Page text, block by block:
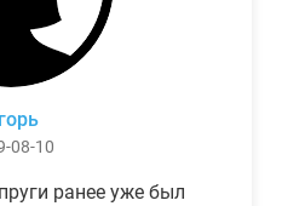
08-10
ранее уже был